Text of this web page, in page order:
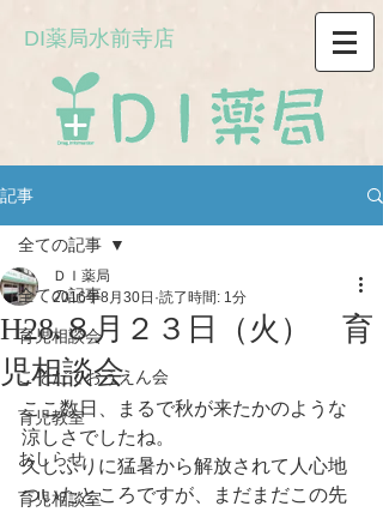
DI薬局水前寺店
記事
全ての記事
育児相談会
こそだておうえん会
育児教室
おしらせ
育児相談室
全ての記事
H28.８月２３日（火） 育
児相談会
ＤＩ薬局
2016年8月30日 読了時間: 1分
ここ数日、まるで秋が来たかのような
涼しさでしたね。
久しぶりに猛暑から解放されて人心地
ついたところですが、まだまだこの先